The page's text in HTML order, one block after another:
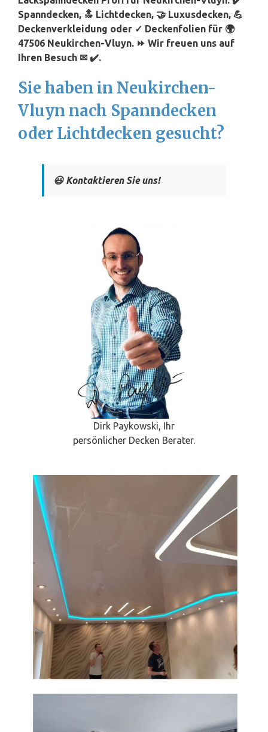
Spanndecken, 🔝 Lichtdecken, 🤝 Luxusdecken, 💪
Deckenverkleidung oder ✓ Deckenfolien für 🌍
47506 Neukirchen-Vluyn. ⏩ Wir freuen uns auf
Ihren Besuch ✉ ✔️.
Sie haben in Neukirchen-
Vluyn nach Spanndecken
oder Lichtdecken gesucht?
😃 Kontaktieren Sie uns!
Dirk Paykowski, Ihr
persönlicher Decken Berater.